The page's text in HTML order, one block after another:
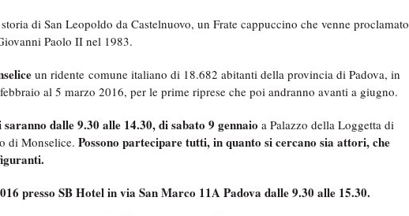
di San Leopoldo da Castelnuovo, un Frate cappuccino che venne proclamato
Paolo II nel 1983.
un ridente comune italiano di 18.682 abitanti della provincia di Padova, in
al 5 marzo 2016, per le prime riprese che poi andranno avanti a giugno.
dalle 9.30 alle 14.30, di sabato 9 gennaio a Palazzo della Loggetta di
di Monselice. Possono partecipare tutti, in quanto si cercano sia attori, che
presso SB Hotel in via San Marco 11A Padova dalle 9.30 alle 15.30.